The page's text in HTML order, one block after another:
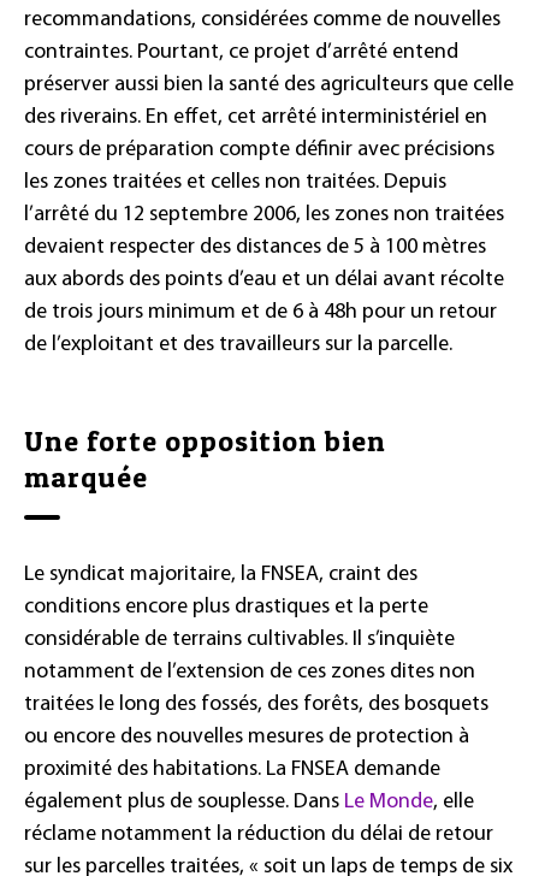
recommandations, considérées comme de nouvelles
contraintes. Pourtant, ce projet d’arrêté entend
préserver aussi bien la santé des agriculteurs que celle
des riverains. En effet, cet arrêté interministériel en
cours de préparation compte définir avec précisions
les zones traitées et celles non traitées. Depuis
l’arrêté du 12 septembre 2006, les zones non traitées
devaient respecter des distances de 5 à 100 mètres
aux abords des points d’eau et un délai avant récolte
de trois jours minimum et de 6 à 48h pour un retour
de l’exploitant et des travailleurs sur la parcelle.
Une forte opposition bien
marquée
Le syndicat majoritaire, la FNSEA, craint des
conditions encore plus drastiques et la perte
considérable de terrains cultivables. Il s’inquiète
notamment de l’extension de ces zones dites non
traitées le long des fossés, des forêts, des bosquets
ou encore des nouvelles mesures de protection à
proximité des habitations. La FNSEA demande
également plus de souplesse. Dans Le Monde, elle
réclame notamment la réduction du délai de retour
sur les parcelles traitées, « soit un laps de temps de six